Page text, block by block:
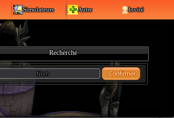
Simulateurs Autre Invité
Recherche
Confirmer